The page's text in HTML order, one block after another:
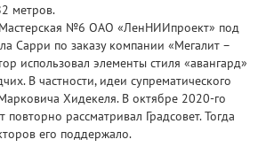
метров.
Мастерская №6 ОАО «ЛенНИИпроект» под
Сарри по заказу компании «Мегалит –
использовал элементы стиля «авангард»
В частности, идеи супрематического
Хидекеля. В октябре 2020-го
рассматривал Градсовет. Тогда
его поддержало.